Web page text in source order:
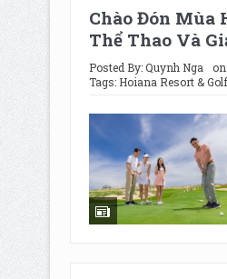
Chào Đón Mùa
Thể Thao Và
Posted By:Quynh Nga on:
Tags: Hoiana Resort & Golf